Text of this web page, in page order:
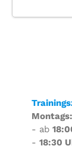
- ab
- 18:30